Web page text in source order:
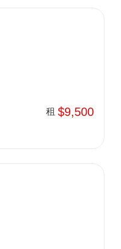
租 $9,500